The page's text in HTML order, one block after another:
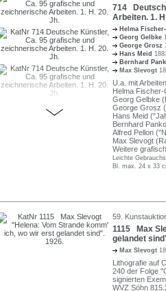
714
Arbeiten. 1.
Helma
Georg Gelbke
George Grosz
Hans Meid
Bernhard
Max Slevogt
U.a. mit
Helma
Georg Gelbke
George Grosz
Hans Meid
Bernhard
Alfred Pellon
Max Slevogt
Weitere
Leichte
Bl. max. 24 x 33
59.
1115 Max
gelandet
Max Slevogt
Lithografie auf
240 der Folge
signierten
WVZ Söhn